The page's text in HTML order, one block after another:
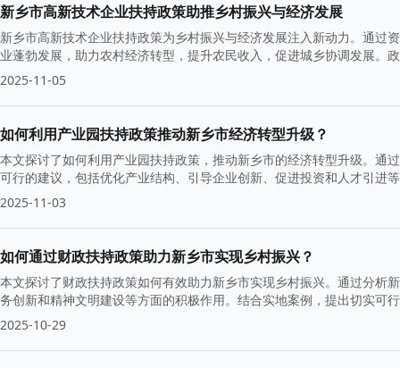
新乡市高新技术企业扶持政策助推乡村振兴与经济发展
新乡市高新技术企业扶持政策为乡村振兴与经济发展注入新动力。通过
业蓬勃发展，助力农村经济转型，提升农民收入，促进城乡协调发展。
2025-11-05
如何利用产业园扶持政策推动新乡市经济转型升级？
本文探讨了如何利用产业园扶持政策，推动新乡市的经济转型升级。通
可行的建议，包括优化产业结构、引导企业创新、促进投资和人才引进
2025-11-03
如何通过财政扶持政策助力新乡市实现乡村振兴？
本文探讨了财政扶持政策如何有效助力新乡市实现乡村振兴。通过分析
务创新和精神文明建设等方面的积极作用。结合实地案例，提出切实可
2025-10-29